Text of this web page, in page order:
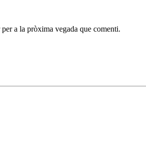
a la pròxima vegada que comenti.